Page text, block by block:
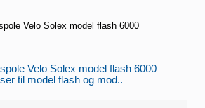
Velo Solex model flash 6000
Velo Solex model flash 6000
til model flash og mod..